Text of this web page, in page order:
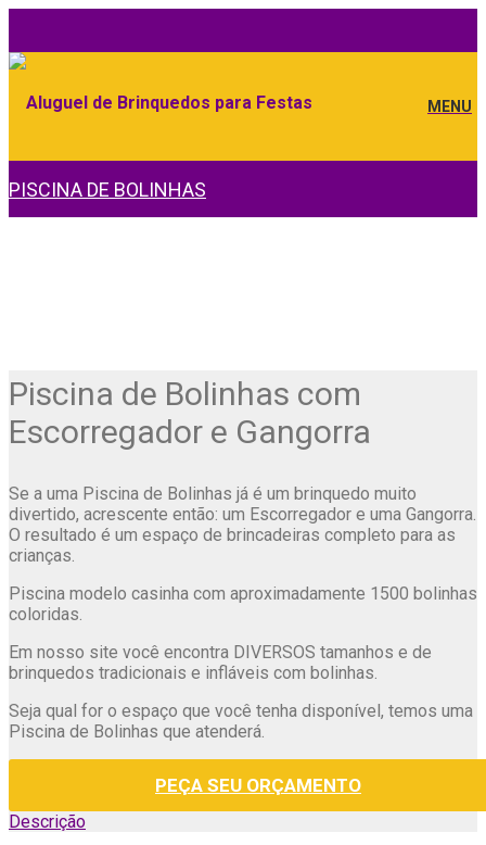
MENU
PISCINA DE BOLINHAS
Piscina de Bolinhas com
Escorregador e Gangorra
Se a uma Piscina de Bolinhas já é um brinquedo muito
divertido, acrescente então: um Escorregador e uma Gangorra.
O resultado é um espaço de brincadeiras completo para as
crianças.
Piscina modelo casinha com aproximadamente 1500 bolinhas
coloridas.
Em nosso site você encontra DIVERSOS tamanhos e de
brinquedos tradicionais e infláveis com bolinhas.
Seja qual for o espaço que você tenha disponível, temos uma
Piscina de Bolinhas que atenderá.
PEÇA SEU ORÇAMENTO
Descrição